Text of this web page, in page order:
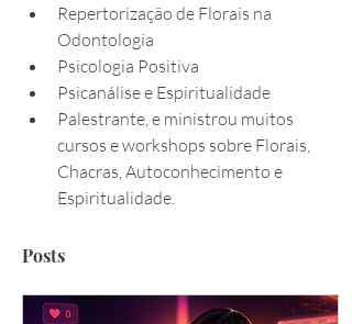
Repertorização de Florais na
Odontologia
Psicologia Positiva
Psicanálise e Espiritualidade
Palestrante, e ministrou muitos
cursos e workshops sobre Florais,
Chacras, Autoconhecimento e
Espiritualidade.
Posts